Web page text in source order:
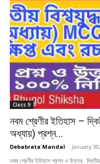
Class 9
নবম শ্রেণীর ইতিহাস –
অধ্যায়) প্রশ্ন...
Debabrata Mandal - January
নবম শ্রেণীর ইতিহাস প্রশ্ন ও উত্তর